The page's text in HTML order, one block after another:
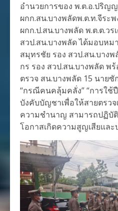
อำนวยการของ พ.ต.อ.ปริญ
ผกก.สน.บางพลัดพ.ต.ท.จีระ
ผกก.ป.สน.บางพลัด พ.ต.ต.วร
สวป.สน.บางพลัด ได้มอบหม
สมุทรชัย รอง สวป.สน.บาง
กร รอง สวป.สน.บางพลัด พ
ตรวจ สน.บางพลัด 15 นาย
“กรณีคนคลุ้มคลั่ง” “การใช้
บังคับบัญชาเพื่อให้สายตรว
ความชำนาญ สามารถปฏิบั
โอกาสเกิดความสูญเสีย​และ